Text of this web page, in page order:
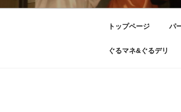
キ
トップページ パ
ぐるマネ&ぐるデリ